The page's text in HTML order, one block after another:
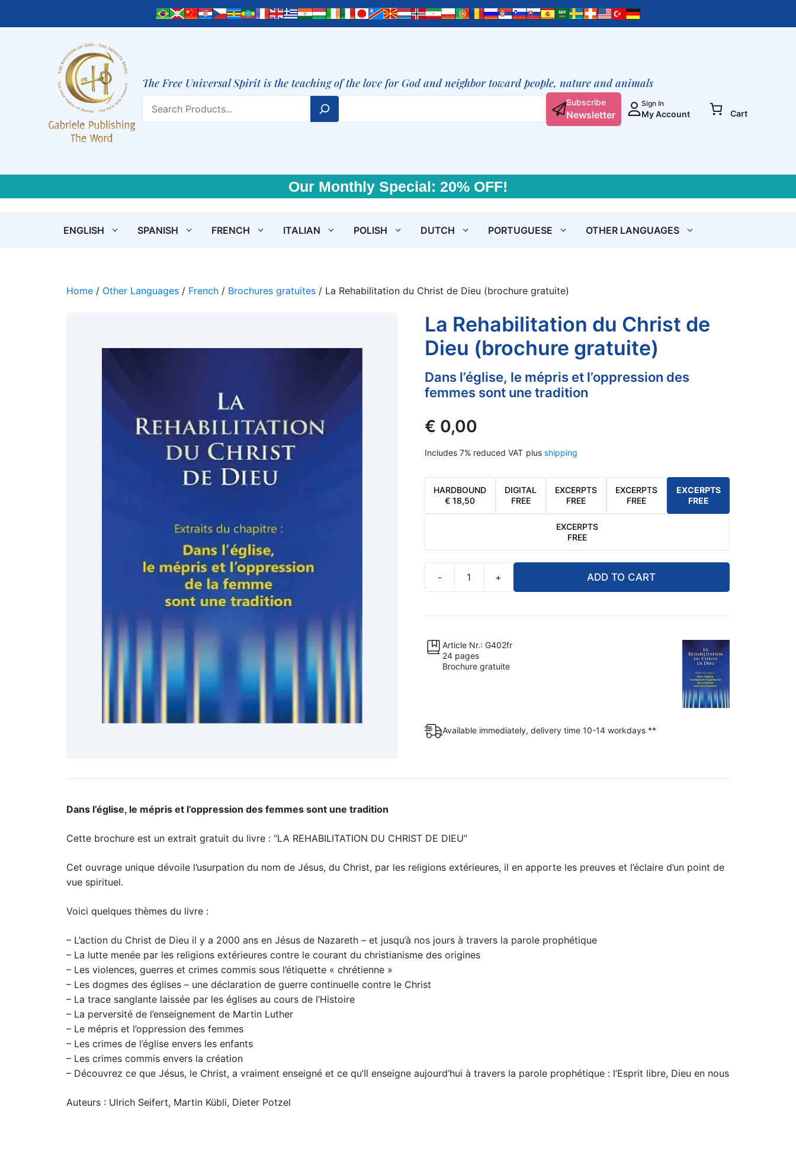
The Free Universal Spirit is the teaching of the love for God and neighbor toward people, nature and animals
Subscribe
Newsletter
Sign In
My Account Cart
Our Monthly Special: 20% OFF!
ENGLISH SPANISH FRENCH ITALIAN POLISH DUTCH PORTUGUESE OTHER LANGUAGES
Home / Other Languages / French / Brochures gratuites / La Rehabilitation du Christ de Dieu (brochure gratuite)
La Rehabilitation du Christ de
Dieu (brochure gratuite)
Dans l’église, le mépris et l’oppression des
femmes sont une tradition
€ 0,00
Includes 7% reduced VAT plus shipping
HARDBOUND
€ 18,50
DIGITAL
FREE
EXCERPTS
FREE
EXCERPTS
FREE
EXCERPTS
FREE
EXCERPTS
FREE
-
du
de
Dieu
(brochure
+ ADD TO CART
Article Nr.: G402fr
24 pages
Brochure gratuite
Available immediately, delivery time 10-14 workdays **
Dans l’église, le mépris et l’oppression des femmes sont une tradition
Cette brochure est un extrait gratuit du livre : “LA REHABILITATION DU CHRIST DE DIEU”
Cet ouvrage unique dévoile l’usurpation du nom de Jésus, du Christ, par les religions extérieures, il en apporte les preuves et l’éclaire d’un point de
vue spirituel.
Voici quelques thèmes du livre :
– L’action du Christ de Dieu il y a 2000 ans en Jésus de Nazareth – et jusqu’à nos jours à travers la parole prophétique
– La lutte menée par les religions extérieures contre le courant du christianisme des origines
– Les violences, guerres et crimes commis sous l’étiquette « chrétienne »
– Les dogmes des églises – une déclaration de guerre continuelle contre le Christ
– La trace sanglante laissée par les églises au cours de l’Histoire
– La perversité de l’enseignement de Martin Luther
– Le mépris et l’oppression des femmes
– Les crimes de l’église envers les enfants
– Les crimes commis envers la création
– Découvrez ce que Jésus, le Christ, a vraiment enseigné et ce qu’Il enseigne aujourd’hui à travers la parole prophétique : l’Esprit libre, Dieu en nous
Auteurs : Ulrich Seifert, Martin Kübli, Dieter Potzel
du
Christ
quantity